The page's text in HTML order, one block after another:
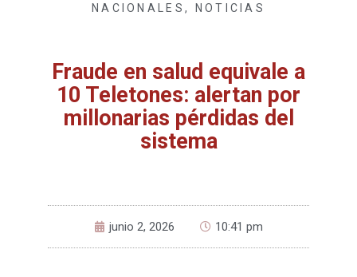
NACIONALES , NOTICIAS
Fraude en salud equivale a
10 Teletones: alertan por
millonarias pérdidas del
sistema
junio 2, 2026 10:41 pm